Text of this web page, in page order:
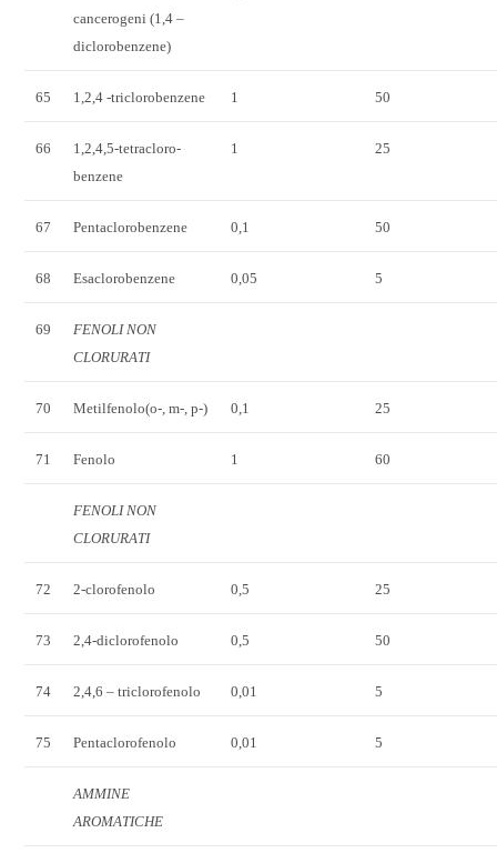
cancerogeni (1,4 –
diclorobenzene)
65 1,2,4 -triclorobenzene 1 50
66
1,2,4,5-tetracloro-
benzene
1 25
67 Pentaclorobenzene 0,1 50
68 Esaclorobenzene 0,05 5
69
FENOLI NON
CLORURATI
70 Metilfenolo(o-, m-, p-) 0,1 25
71 Fenolo 1 60
FENOLI NON
CLORURATI
72 2-clorofenolo 0,5 25
73 2,4-diclorofenolo 0,5 50
74 2,4,6 – triclorofenolo 0,01 5
75 Pentaclorofenolo 0,01 5
AMMINE
AROMATICHE